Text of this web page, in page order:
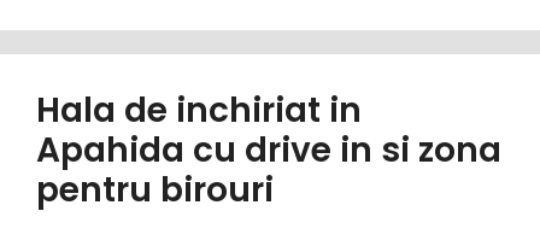
Hala de inchiriat in
Apahida cu drive in si zona
pentru birouri